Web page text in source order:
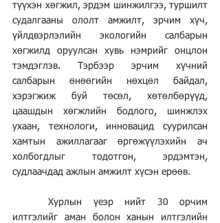
түүхэн хөгжил, эрдэм шинжилгээ, туршилт
судалгааны ололт амжилт, эрчим хүч,
үйлдвэрлэлийн экологийн салбарын
хөгжилд оруулсан хувь нэмрийг онцлон
тэмдэглэв. Тэрбээр эрчим хүчний
салбарын өнөөгийн нөхцөл байдал,
хэрэгжиж буй төсөл, хөтөлбөрүүд,
цаашдын хөгжлийн бодлого, шинжлэх
ухаан, технологи, инновацид суурилсан
хамтын ажиллагааг өргөжүүлэхийн ач
холбогдлыг тодотгон, эрдэмтэн,
судлаачдад ажлын амжилт хүсэн ерөөв.
	Хурлын үеэр нийт 30 орчим
илтгэлийг аман болон ханын илтгэлийн